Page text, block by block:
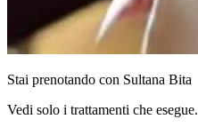
Stai prenotando con Sultana Bita
Vedi solo i trattamenti che esegue.